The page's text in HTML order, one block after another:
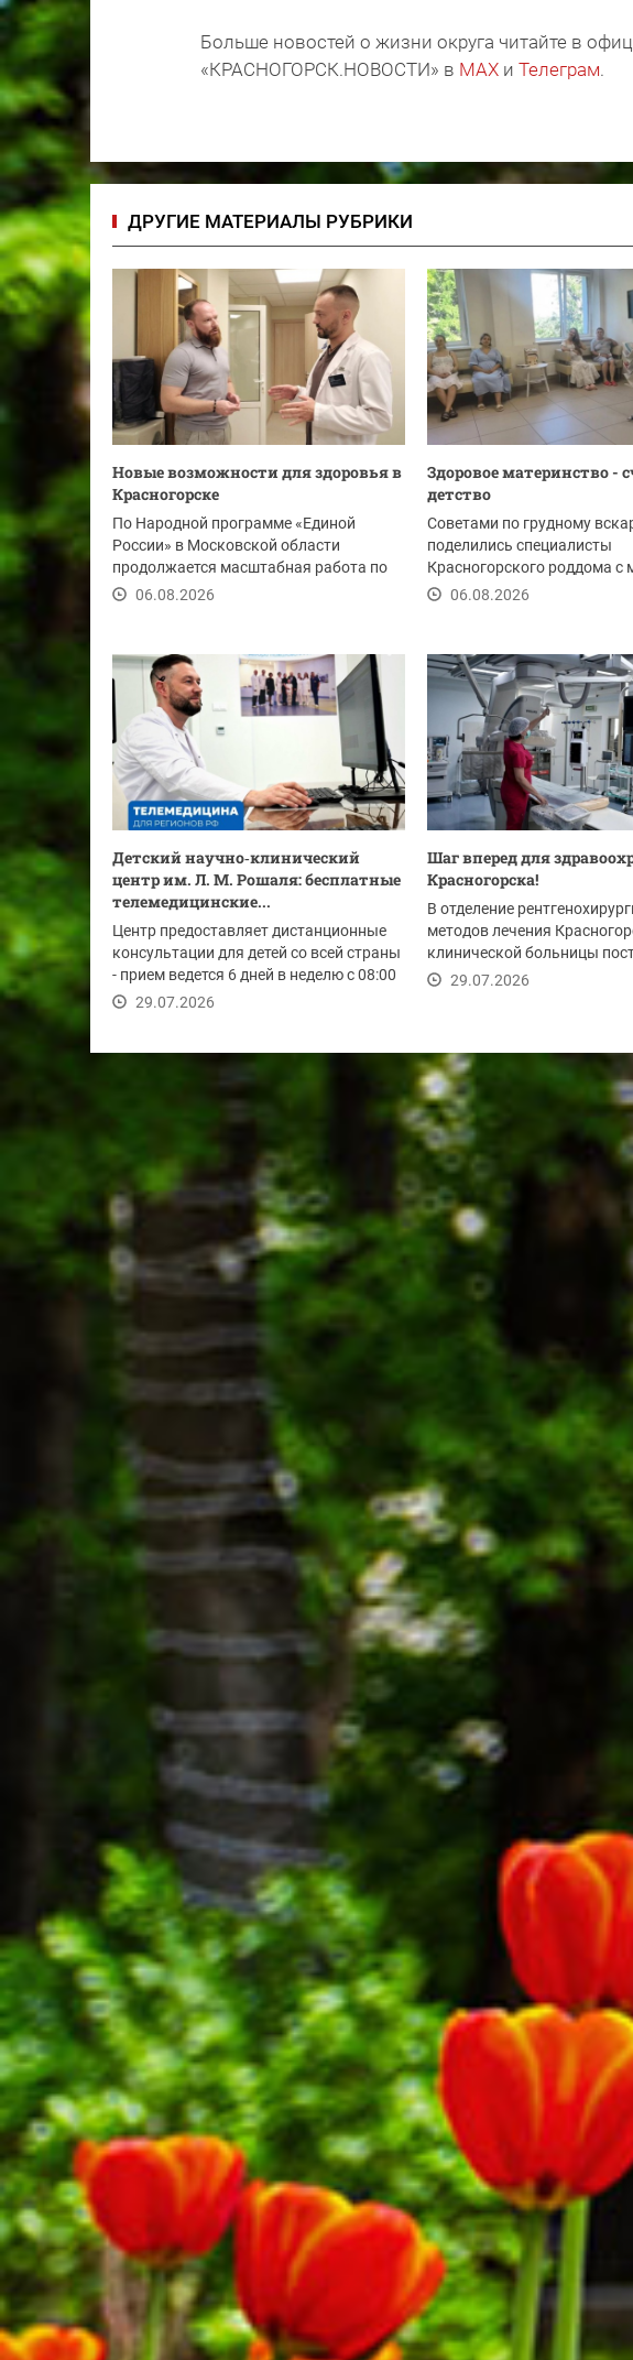
Больше новостей о жизни округа читайте в
«КРАСНОГОРСК.НОВОСТИ» в MAX и Телеграм.
ДРУГИЕ МАТЕРИАЛЫ РУБРИКИ
Новые возможности для здоровья в
Красногорске
По Народной программе «Единой
России» в Московской области
продолжается масштабная работа по
развитию и модернизации...
06.08.2026
Здоровое материнство -
детство
Советами по грудному
поделились специалисты
Красногорского роддома
мамами. Мероприятие...
06.08.2026
Детский научно‑клинический
центр им. Л. М. Рошаля: бесплатные
телемедицинские...
Центр предоставляет дистанционные
консультации для детей со всей страны
- прием ведется 6 дней в неделю с 08:00
до...29.07.2026
Шаг вперед для
Красногорска!
В отделение
методов лечения
клинической больницы
новое оборудование -...
29.07.2026